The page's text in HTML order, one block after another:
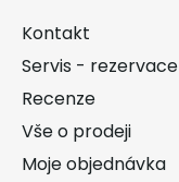
Kontakt
Servis - rezervace
Recenze
Vše o prodeji
Moje objednávka